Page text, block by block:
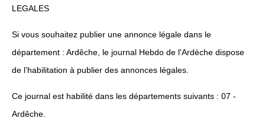
LEGALES
Si vous souhaitez publier une annonce légale dans le
département : Ardêche, le journal Hebdo de l'Ardèche dispose
de l’habilitation à publier des annonces légales.
Ce journal est habilité dans les départements suivants : 07 -
Ardêche.